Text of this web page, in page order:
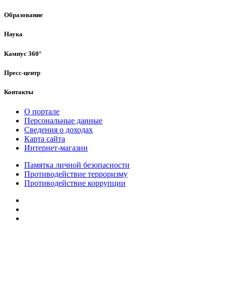
Образование
Наука
Кампус 360°
Пресс-центр
Контакты
О портале
Персональные данные
Сведения о доходах
Карта сайта
Интернет-магазин
Памятка личной безопасности
Противодействие терроризму
Противодействие коррупции